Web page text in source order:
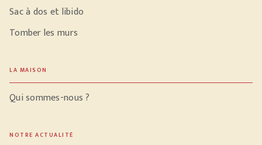
Sac à dos et libido
Tomber les murs
LA MAISON
Qui sommes-nous ?
NOTRE ACTUALITÉ